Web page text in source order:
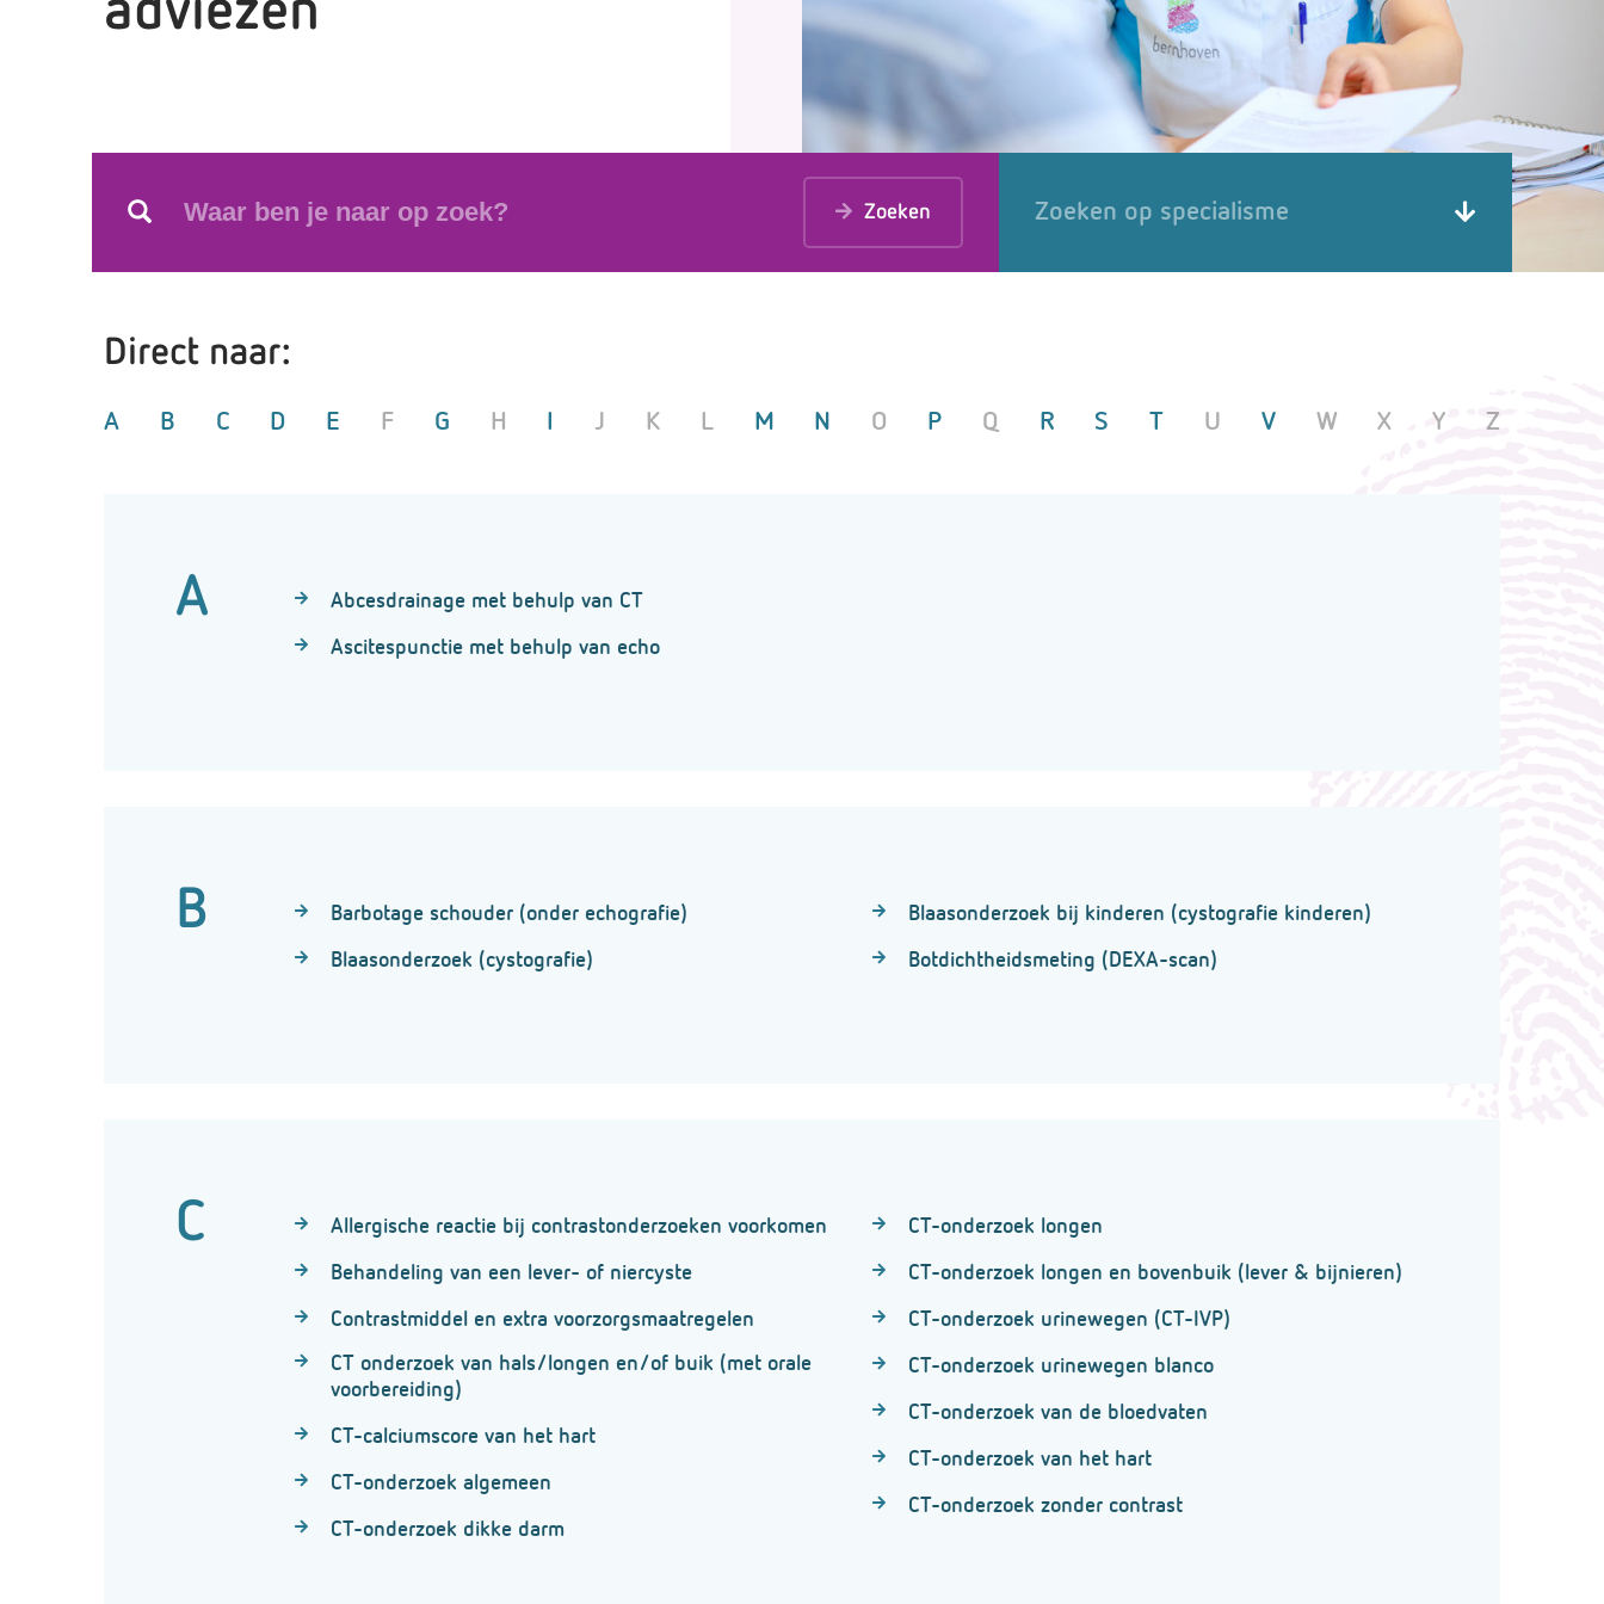
adviezen
Zoeken Zoeken op specialisme
Direct naar:
A B C D E F G H I J K L M N O P Q R S T U V W X Y Z
A Abcesdrainage met behulp van CT
Ascitespunctie met behulp van echo
B Barbotage schouder (onder echografie)
Blaasonderzoek (cystografie)
Blaasonderzoek bij kinderen (cystografie kinderen)
Botdichtheidsmeting (DEXA-scan)
C Allergische reactie bij contrastonderzoeken voorkomen
Behandeling van een lever- of niercyste
Contrastmiddel en extra voorzorgsmaatregelen
CT onderzoek van hals/longen en/of buik (met orale
voorbereiding)
CT-calciumscore van het hart
CT-onderzoek algemeen
CT-onderzoek dikke darm
CT-onderzoek longen
CT-onderzoek longen en bovenbuik (lever & bijnieren)
CT-onderzoek urinewegen (CT-IVP)
CT-onderzoek urinewegen blanco
CT-onderzoek van de bloedvaten
CT-onderzoek van het hart
CT-onderzoek zonder contrast